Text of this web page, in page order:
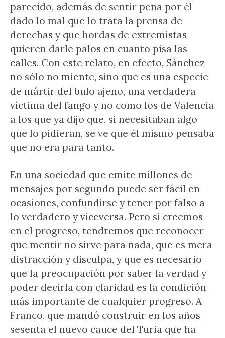
parecido, además de sentir pena por él
dado lo mal que lo trata la prensa de
derechas y que hordas de extremistas
quieren darle palos en cuanto pisa las
calles. Con este relato, en efecto, Sánchez
no sólo no miente, sino que es una especie
de mártir del bulo ajeno, una verdadera
víctima del fango y no como los de Valencia
a los que ya dijo que, si necesitaban algo
que lo pidieran, se ve que él mismo pensaba
que no era para tanto.
En una sociedad que emite millones de
mensajes por segundo puede ser fácil en
ocasiones, confundirse y tener por falso a
lo verdadero y viceversa. Pero si creemos
en el progreso, tendremos que reconocer
que mentir no sirve para nada, que es mera
distracción y disculpa, y que es necesario
que la preocupación por saber la verdad y
poder decirla con claridad es la condición
más importante de cualquier progreso. A
Franco, que mandó construir en los años
sesenta el nuevo cauce del Turia que ha